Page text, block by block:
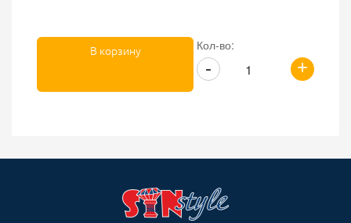
Кол-во:
+
-
В корзину